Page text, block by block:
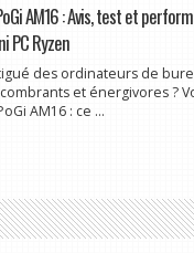
AM16 : Avis, test et
PC Ryzen
des ordinateurs de
et énergivores ?
AM16 : ce ...